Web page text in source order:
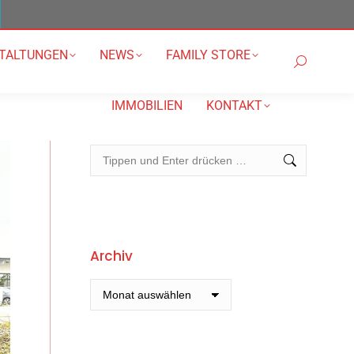
NEWS FAMILY STORE
IMMOBILIEN KONTAKT
Search:
Search:
Archiv
Archiv